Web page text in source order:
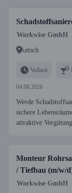
Workwise GmbH
Ketsch
Vollzeit
04.08.2026
Werde
sichere
attraktive
Monteur
/ Tiefbau (m/w/
Workwise GmbH